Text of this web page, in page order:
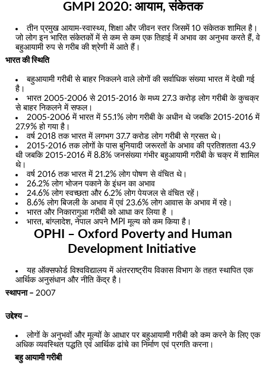
GMPI 2020: आयाम, संकेतक
तीन प्रमुख आयाम-स्वास्थ्य, शिक्षा और जीवन स्तर जिसमें 10 संकेतक शामिल है।
जो लोग इन भारित संकेतकों में से कम से कम एक तिहाई में अभाव का अनुभव करते हैं, वे
बहुआयामी रुप से गरीब की श्रेणी में आते हैं।
भारत की स्थिति
बहुआयामी गरीबी से बाहर निकलने वाले लोगों की सर्वाधिक संख्या भारत में देखी गई
है।
भारत 2005-2006 से 2015-2016 के मध्य 27.3 करोड़ लोग गरीबी के कुचक्र
से बाहर निकलने में सफल।
2005-2006 में भारत में 55.1% लोग गरीबी के अधीन थे जबकि 2015-2016 में
27.9% हो गया है।
वर्ष 2018 तक भारत में लगभग 37.7 करोड लोग गरीबी से ग्रसत थे।
2015-2016 तक लोगों के पास बुनियादी जरूरतों के अभाव की प्रतिशतता 43.9
थी जबकि 2015-2016 में 8.8% जनसंख्या गंभीर बहुआयामी गरीबी के चक्र में शामिल
थे।
वर्ष 2016 तक भारत में 21.2% लोग पोषण से वंचित थे।
26.2% लोग भोजन पकाने के इंधन का अभाव
24.6% लोग स्वच्छता और 6.2% लोग पेयजल से वंचित रहें।
8.6% लोग बिजली के अभाव में एवं 23.6% लोग आवास के अभाव में रहे।
भारत और निकारागुआ गरीबी को आधा कर लिया है ।
भारत, बांग्लादेश, नेपाल अपने MPI मूल्य को कम किया है।
OPHI – Oxford Poverty and Human
Development Initiative
यह ऑक्सफोर्ड विश्वविद्यालय में अंतरराष्ट्रीय विकास विभाग के तहत स्थापित एक
आर्थिक अनुसंधान और नीति केंद्र है।
स्थापना – 2007
उद्देश्य –
लोगों के अनुभवों और मूल्यों के आधार पर बहुआयामी गरीबी को कम करने के लिए एक
अधिक व्यवस्थित पद्धति एवं आर्थिक ढांचे का निर्माण एवं प्रगति करना।
बहु आयामी गरीबी